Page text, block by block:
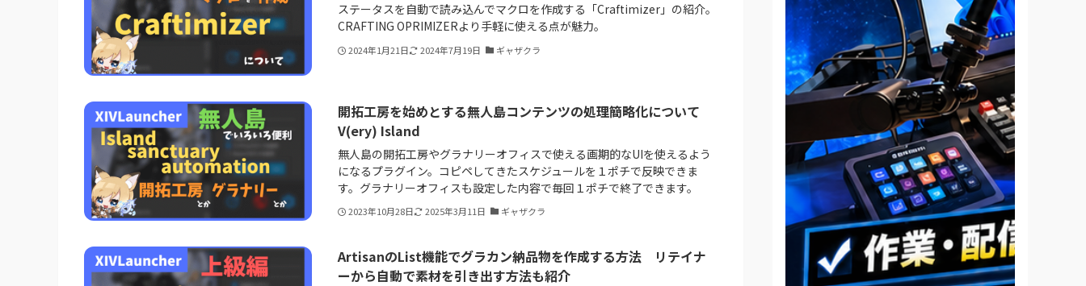
ステータスを自動で読み込んでマクロを作成する「Craftimizer」の紹介。
CRAFTING OPRIMIZERより手軽に使える点が魅力。
2024年1月21日 2024年7月19日 ギャザクラ
開拓工房を始めとする無人島コンテンツの処理簡略化について
V(ery) Island
無人島の開拓工房やグラナリーオフィスで使える画期的なUIを使えるよう
になるプラグイン。コピペしてきたスケジュールを１ポチで反映できま
す。グラナリーオフィスも設定した内容で毎回１ポチで終了できます。
2023年10月28日 2025年3月11日 ギャザクラ
ArtisanのList機能でグラカン納品物を作成する方法 リテイナ
ーから自動で素材を引き出す方法も紹介